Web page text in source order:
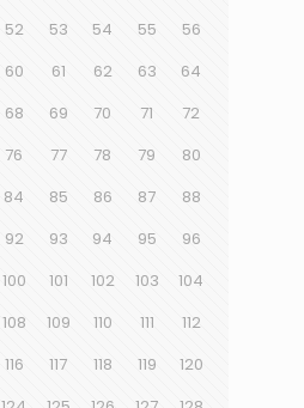
52 53 54 55
56
60 61 62 63
64
68 69 70 71
72
76 77 78 79
80
84 85 86 87
88
92 93 94 95
96
100 101 102 103
104
108 109 110 111
112
116 117 118 119
120